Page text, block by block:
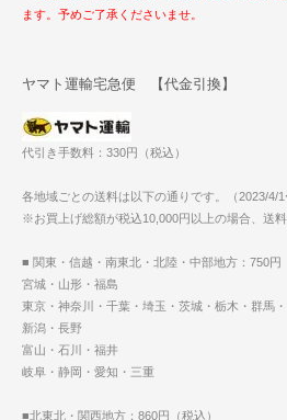
ます。予めご了承くださいませ。
ヤマト運輸宅急便 【代金引換】
代引き手数料：330円（税込）
各地域ごとの送料は以下の通りです。（2023/4/1
※お買上げ総額が税込10,000円以上の場合、送料
■ 関東・信越・南東北・北陸・中部地方：750円
宮城・山形・福島
東京・神奈川・千葉・埼玉・茨城・栃木・群馬
新潟・長野
富山・石川・福井
岐阜・静岡・愛知・三重
■北東北・関西地方：860円（税込）